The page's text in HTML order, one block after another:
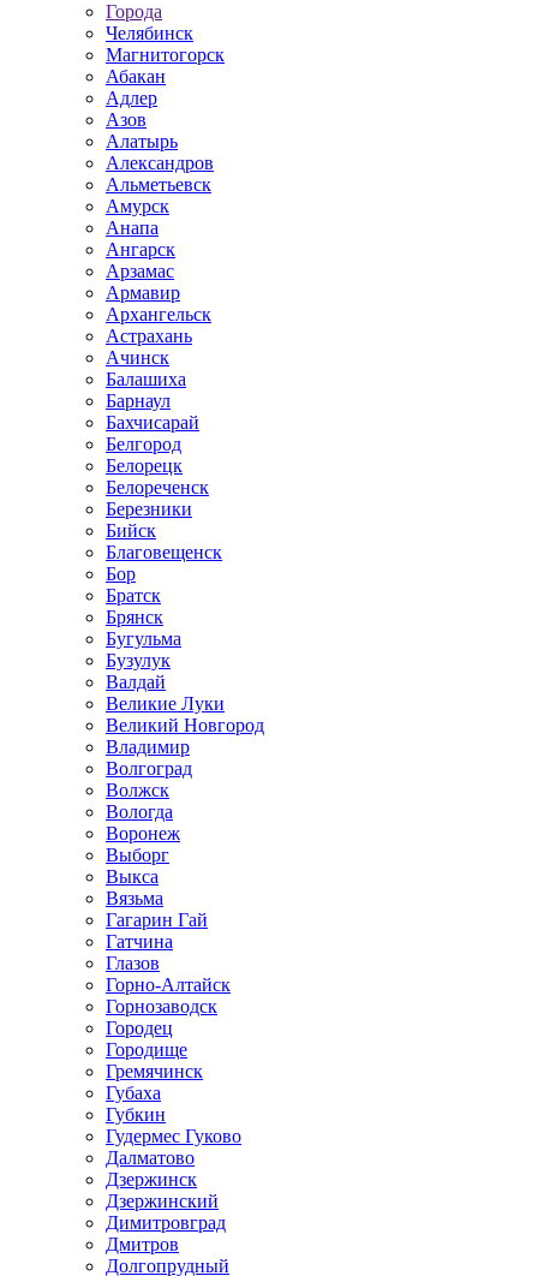
Города
Челябинск
Магнитогорск
Абакан
Адлер
Азов
Алатырь
Александров
Альметьевск
Амурск
Анапа
Ангарск
Арзамас
Армавир
Архангельск
Астрахань
Ачинск
Балашиха
Барнаул
Бахчисарай
Белгород
Белорецк
Белореченск
Березники
Бийск
Благовещенск
Бор
Братск
Брянск
Бугульма
Бузулук
Валдай
Великие Луки
Великий Новгород
Владимир
Волгоград
Волжск
Вологда
Воронеж
Выборг
Выкса
Вязьма
Гагарин Гай
Гатчина
Глазов
Горно-Алтайск
Горнозаводск
Городец
Городище
Гремячинск
Губаха
Губкин
Гудермес Гуково
Далматово
Дзержинск
Дзержинский
Димитровград
Дмитров
Долгопрудный